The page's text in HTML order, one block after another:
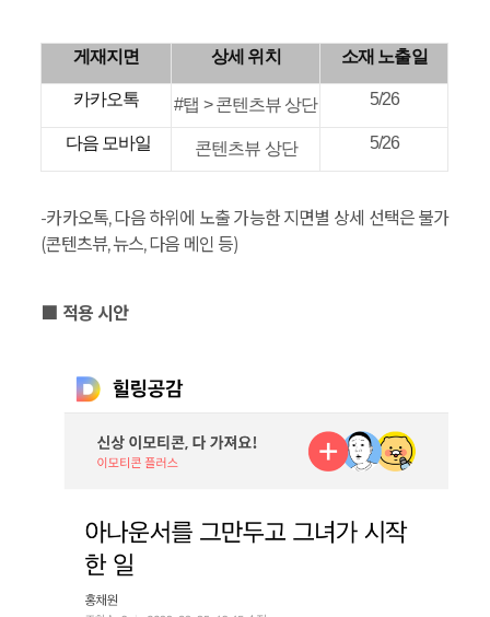
게재지면 상세 위치 소재 노출일
카카오톡 #탭 > 콘텐츠뷰 상단 5/26
다음 모바일 콘텐츠뷰 상단 5/26
-카카오톡, 다음 하위에 노출 가능한 지면별 상세 선택은 불가
(콘텐츠뷰, 뉴스, 다음 메인 등)
■ 적용 시안